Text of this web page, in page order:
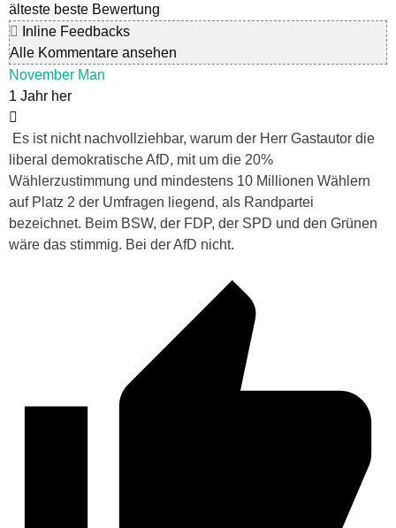
älteste beste Bewertung
Inline Feedbacks
Alle Kommentare ansehen
November Man
1 Jahr her
Es ist nicht nachvollziehbar, warum der Herr Gastautor die
liberal demokratische AfD, mit um die 20%
Wählerzustimmung und mindestens 10 Millionen Wählern
auf Platz 2 der Umfragen liegend, als Randpartei
bezeichnet. Beim BSW, der FDP, der SPD und den Grünen
wäre das stimmig. Bei der AfD nicht.